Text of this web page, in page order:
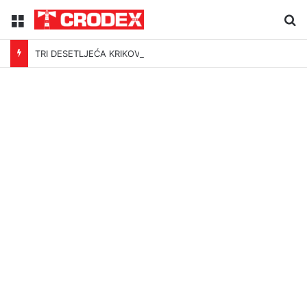
Menu
TRI DESETLJEĆA KRIKOVA OČAJNIKA